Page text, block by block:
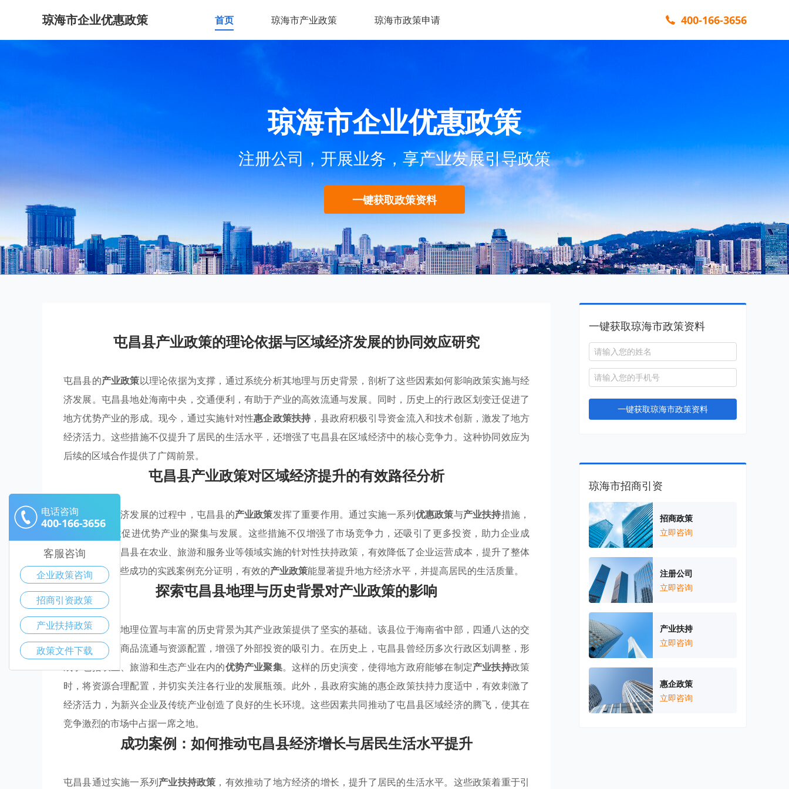
琼海市企业优惠政策 首页 琼海市产业政策 琼海市政策申请 400-166-3656
琼海市企业优惠政策
注册公司，开展业务，享产业发展引导政策
一键获取政策资料
屯昌县产业政策的理论依据与区域经济发展的协同效应研究
屯昌县的产业政策以理论依据为支撑，通过系统分析其地理与历史背景，剖析了这些因素如何影响政策实施与经
济发展。屯昌县地处海南中央，交通便利，有助于产业的高效流通与发展。同时，历史上的行政区划变迁促进了
地方优势产业的形成。现今，通过实施针对性惠企政策扶持 ，县政府积极引导资金流入和技术创新，激发了地方
经济活力。这些措施不仅提升了居民的生活水平，还增强了屯昌县在区域经济中的核心竞争力。这种协同效应为
后续的区域合作提供了广阔前景。
屯昌县产业政策对区域经济提升的有效路径分析
在推动区域经济发展的过程中，屯昌县的产业政策发挥了重要作用。通过实施一系列优惠政策与产业扶持措施，
政府能够有效促进优势产业的聚集与发展。这些措施不仅增强了市场竞争力，还吸引了更多投资，助力企业成
长。例如，屯昌县在农业、旅游和服务业等领域实施的针对性扶持政策，有效降低了企业运营成本，提升了整体
经济活力。这些成功的实践案例充分证明，有效的产业政策能显著提升地方经济水平，并提高居民的生活质量。
探索屯昌县地理与历史背景对产业政策的影响
屯昌县独特的地理位置与丰富的历史背景为其产业政策提供了坚实的基础。该县位于海南省中部，四通八达的交
通网络便利了商品流通与资源配置，增强了外部投资的吸引力。在历史上，屯昌县曾经历多次行政区划调整，形
成了包括农业、旅游和生态产业在内的优势产业聚集。这样的历史演变，使得地方政府能够在制定产业扶持政策
时，将资源合理配置，并切实关注各行业的发展瓶颈。此外，县政府实施的惠企政策扶持力度适中，有效刺激了
经济活力，为新兴企业及传统产业创造了良好的生长环境。这些因素共同推动了屯昌县区域经济的腾飞，使其在
竞争激烈的市场中占据一席之地。
成功案例：如何推动屯昌县经济增长与居民生活水平提升
屯昌县通过实施一系列产业扶持政策 ，有效推动了地方经济的增长，提升了居民的生活水平。这些政策着重于引
一键获取琼海市政策资料
一键获取琼海市政策资料
琼海市招商引资
招商政策
立即咨询
注册公司
立即咨询
产业扶持
立即咨询
惠企政策
立即咨询
电话咨询
400-166-3656
客服咨询
企业政策咨询
招商引资政策
产业扶持政策
政策文件下载